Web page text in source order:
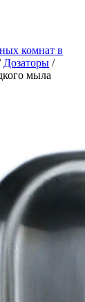
комнат в
Дозаторы /
мыла